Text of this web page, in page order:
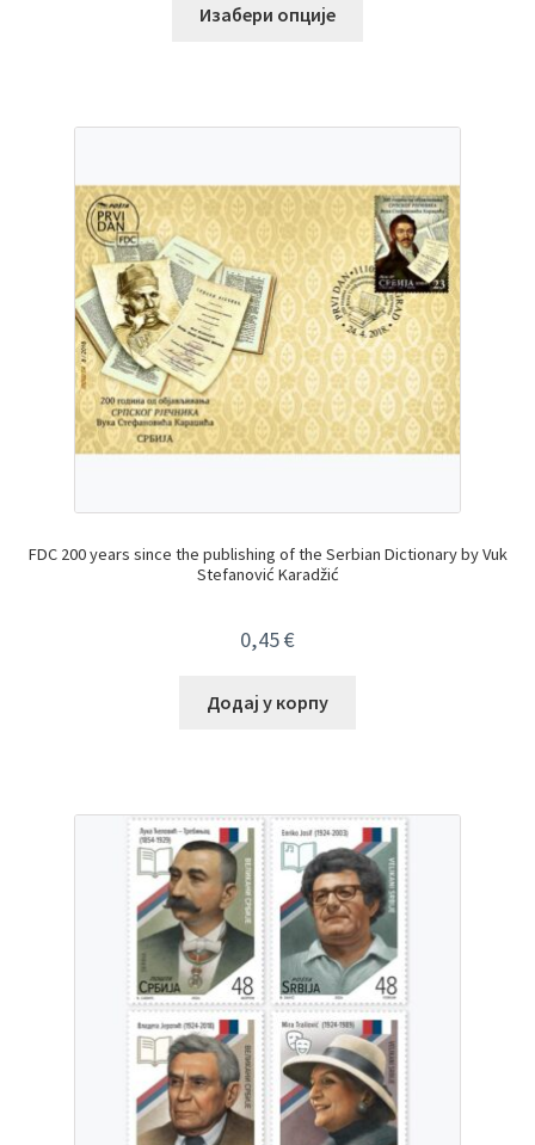
Изабери опције
FDC 200 years since the publishing of the Serbian Dictionary by Vuk
Stefanović Karadžić
0,45€
Додај у корпу